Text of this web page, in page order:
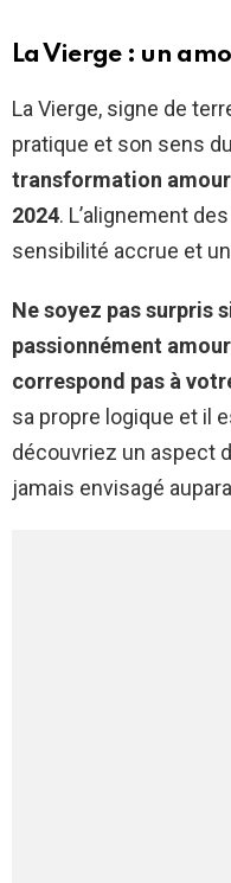
La Vierge : un
La Vierge, signe de
pratique et son sens
transformation
2024. L’alignement
sensibilité accrue et
Ne soyez pas surpris
passionnément
correspond pas à
sa propre logique et il
découvriez un aspect
jamais envisagé